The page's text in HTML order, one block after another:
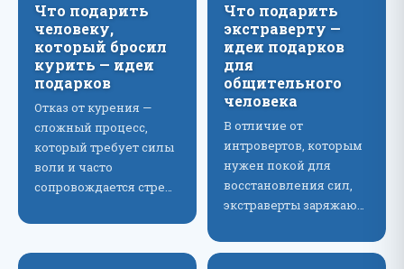
Что подарить
человеку,
который бросил
курить — идеи
подарков
Отказ от курения —
сложный процесс,
который требует силы
воли и часто
сопровождается стре…
Что подарить
экстраверту —
идеи подарков
для
общительного
человека
В отличие от
интровертов, которым
нужен покой для
восстановления сил,
экстраверты заряжаю…